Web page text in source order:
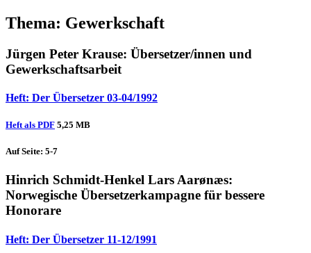
Thema: Gewerkschaft
Jürgen Peter Krause: Übersetzer/innen und
Gewerkschaftsarbeit
Heft: Der Übersetzer 03-04/1992
Heft als PDF 5,25 MB
Auf Seite: 5-7
Hinrich Schmidt-Henkel Lars Aarønæs:
Norwegische Übersetzerkampagne für bessere
Honorare
Heft: Der Übersetzer 11-12/1991